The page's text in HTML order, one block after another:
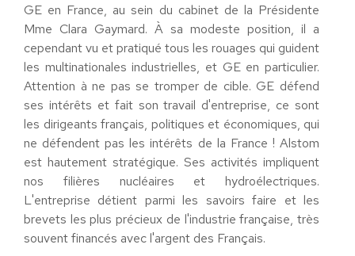
GE en France, au sein du cabinet de la Présidente
Mme Clara Gaymard. À sa modeste position, il a
cependant vu et pratiqué tous les rouages qui guident
les multinationales industrielles, et GE en particulier.
Attention à ne pas se tromper de cible. GE défend
ses intérêts et fait son travail d'entreprise, ce sont
les dirigeants français, politiques et économiques, qui
ne défendent pas les intérêts de la France ! Alstom
est hautement stratégique. Ses activités impliquent
nos filières nucléaires et hydroélectriques.
L'entreprise détient parmi les savoirs faire et les
brevets les plus précieux de l'industrie française, très
souvent financés avec l'argent des Français.